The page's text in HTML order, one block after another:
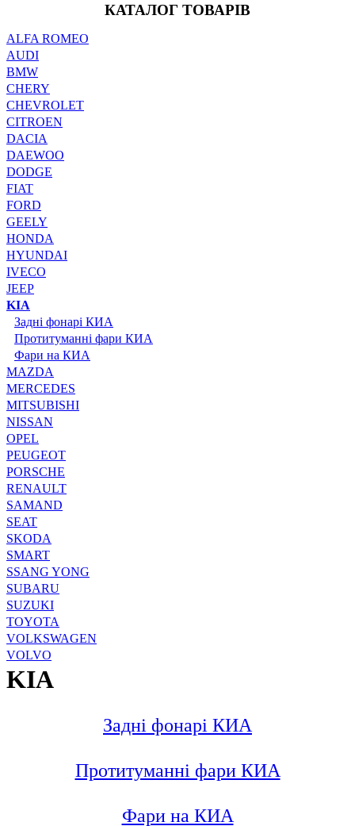
КАТАЛОГ ТОВАРІВ
ALFA ROMEO
AUDI
BMW
CHERY
CHEVROLET
CITROEN
DACIA
DAEWOO
DODGE
FIAT
FORD
GEELY
HONDA
HYUNDAI
IVECO
JEEP
KIA
Задні фонарі КИА
Протитуманні фари КИА
Фари на КИА
MAZDA
MERCEDES
MITSUBISHI
NISSAN
OPEL
PEUGEOT
PORSCHE
RENAULT
SAMAND
SEAT
SKODA
SMART
SSANG YONG
SUBARU
SUZUKI
TOYOTA
VOLKSWAGEN
VOLVO
KIA
Задні фонарі КИА
Протитуманні фари КИА
Фари на КИА